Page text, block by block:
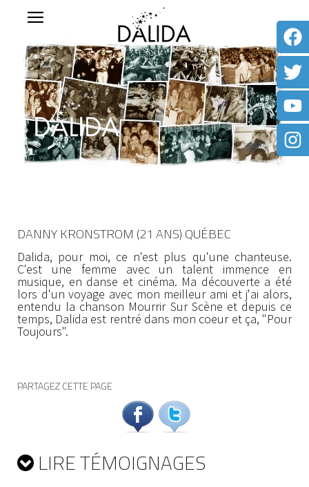
DANNY KRONSTROM (21 ANS) QUÉBEC
Dalida, pour moi, ce n'est plus qu'une chanteuse.
C'est une femme avec un talent immence en
musique, en danse et cinéma. Ma découverte a été
lors d'un voyage avec mon meilleur ami et j'ai alors,
entendu la chanson Mourrir Sur Scène et depuis ce
temps, Dalida est rentré dans mon coeur et ça, "Pour
Toujours".
PARTAGEZ CETTE PAGE
LIRE TÉMOIGNAGES